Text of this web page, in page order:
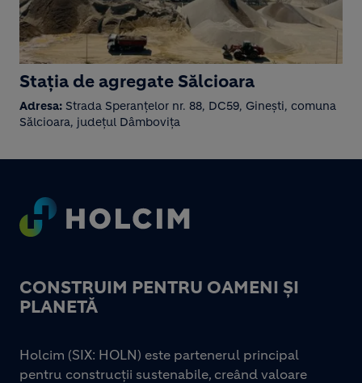
Stația de agregate Sălcioara
Adresa: Strada Speranțelor nr. 88, DC59, Ginești, comuna
Sălcioara, județul Dâmbovița
Footer
CONSTRUIM PENTRU OAMENI ȘI
PLANETĂ
Holcim (SIX: HOLN) este partenerul principal
pentru construcții sustenabile, creând valoare